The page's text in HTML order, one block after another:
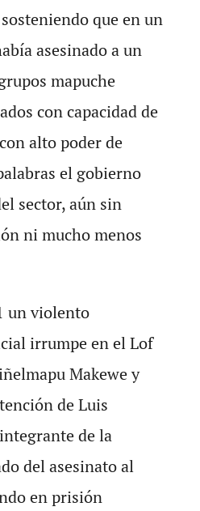
que en un
asesinado a un
mapuche
con capacidad de
alto poder de
el gobierno
sector, aún sin
ni mucho menos
un violento
irrumpe en el Lof
Makewe y
de Luis
de la
del asesinato al
en prisión